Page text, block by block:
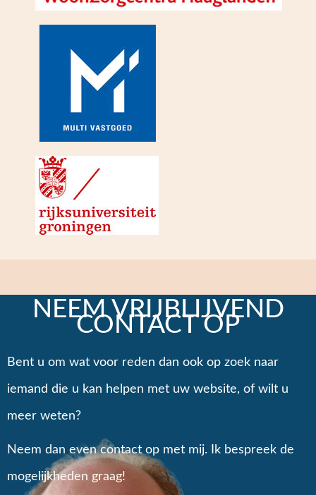
NEEM VRIJBLIJVEND
CONTACT OP
Bent u om wat voor reden dan ook op zoek naar
iemand die u kan helpen met uw website, of wilt u
meer weten?
Neem dan even contact op met mij. Ik bespreek de
mogelijkheden graag!